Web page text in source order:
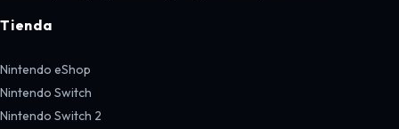
Tienda
Nintendo eShop
Nintendo Switch
Nintendo Switch 2